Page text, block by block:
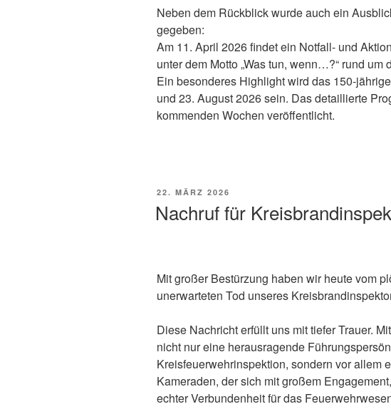
Neben dem Rückblick wurde auch ein
gegeben:
Am 11. April 2026 findet ein Notfall- und
unter dem Motto „Was tun, wenn…?“ rund um
Ein besonderes Highlight wird das 150-
und 23. August 2026 sein. Das detaillierte
kommenden Wochen veröffentlicht.
VERÖFFENTLICHT
22. MÄRZ 2026
Nachruf für
Mit großer Bestürzung haben wir heute vom
unerwarteten Tod unseres
Diese Nachricht erfüllt uns mit tiefer Trauer.
nicht nur eine herausragende
Kreisfeuerwehrinspektion, sondern vor allem
Kameraden, der sich mit großem
echter Verbundenheit für das